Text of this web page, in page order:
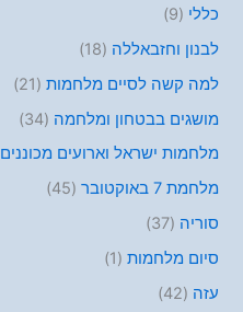
כללי (9)
לבנון וחזבאללה (18)
למה קשה לסיים מלחמות (21)
מושגים בבטחון ומלחמה (34)
מלחמות ישראל וארועים מכוננים
מלחמת 7 באוקטובר
(45)
סוריה (37)
סיום מלחמות (1)
עזה (42)